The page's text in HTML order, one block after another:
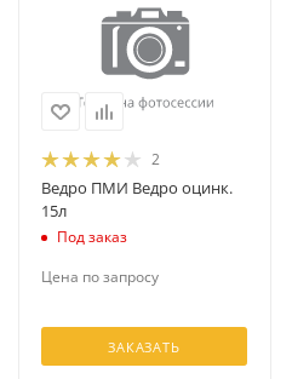
2
Ведро ПМИ Ведро оцинк.
15л
Под заказ
Цена по запросу
ЗАКАЗАТЬ